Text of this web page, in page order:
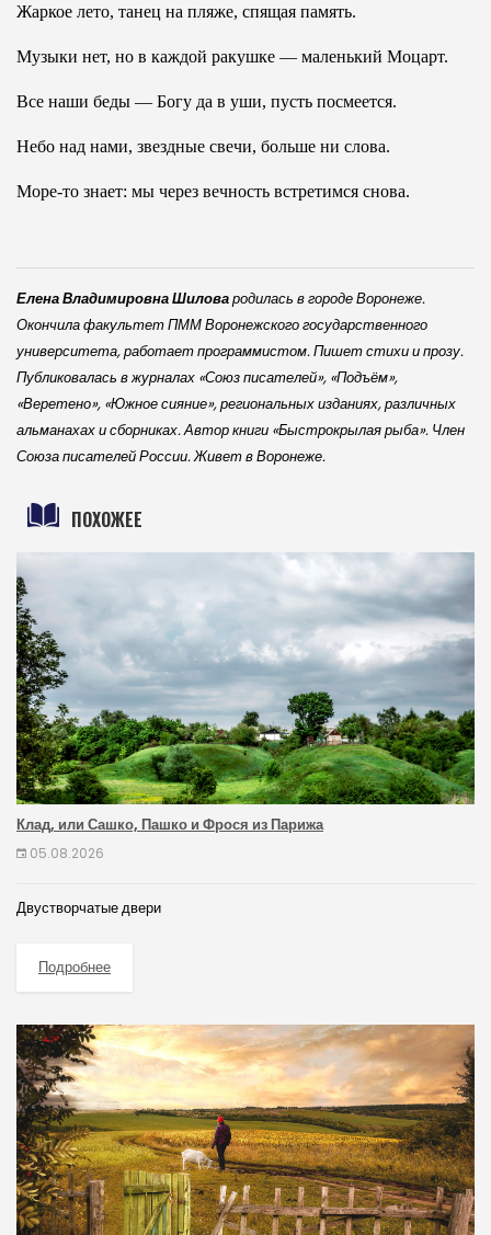
Жаркое лето, танец на пляже, спящая память.
Музыки нет, но в каждой ракушке — маленький Моцарт.
Все наши беды — Богу да в уши, пусть посмеется.
Небо над нами, звездные свечи, больше ни слова.
Море-то знает: мы через вечность встретимся снова.
Елена Владимировна Шиловародилась в городе Воронеже.
Окончила факультет ПММ Воронежского государственного
университета, работает программистом. Пишет стихи и прозу.
Публиковалась в журналах «Союз писателей», «Подъём»,
«Веретено», «Южное сияние», региональных изданиях, различных
альманахах и сборниках. Автор книги «Быстрокрылая рыба». Член
Союза писателей России. Живет в Воронеже.
ПОХОЖЕЕ
Клад, или Сашко, Пашко и Фрося из Парижа
05.08.2026
Двустворчатые двери
Подробнее